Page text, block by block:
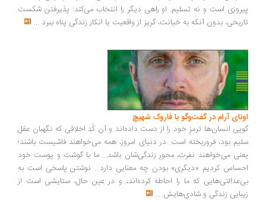
است و نه تسلیم. او راهی دیگر را انتخاب می‌کند: پذیرفتن شکست
بدون آنکه به خیانت، گریز از واقعیت یا انکار زندگی پناه ببرد...
آرام در گفت‌وگو با فاروک شهیچ‭
انسان‌ها ترمزِ خود را از دست داده‌اند و آن کُدِ اخلاقی که نگهبان عقل
بود، فروریخته است. در دنیای امروز، همه می‌خواهند فاشیست باشند؛
می‌خواهند نفرت، محورِ زندگی‌شان باشد... ما با گوشت و پوست خود
کردیم «دیگری» بودن چه معنایی دارد... نوشتن پاسخی است به
که ما را احاطه کرده‌اند، و در عین حال، ستایشی است از
زندگی و شادی‌هایش...